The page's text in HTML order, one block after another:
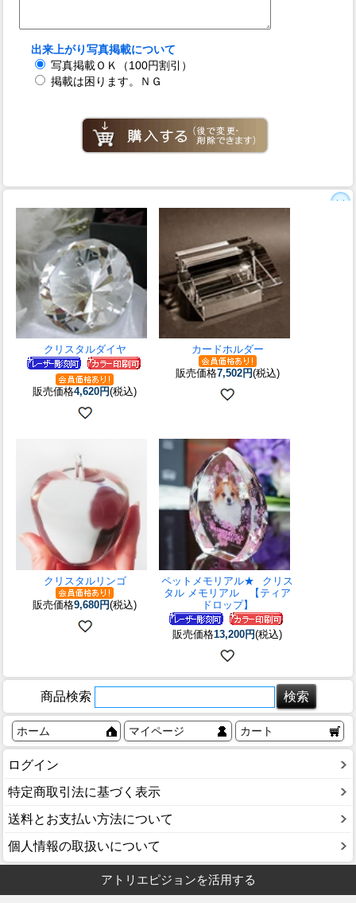
出来上がり写真掲載について
写真掲載ＯＫ（100円割引）
掲載は困ります。ＮＧ
クリスタルダイヤ
販売価格4,620円(税込)
カードホルダー
販売価格7,502円(税込)
クリスタルリンゴ
販売価格9,680円(税込)
ペットメモリアル★
クリス
タル メモリアル 【ティア
ドロップ】
販売価格13,200円(税込)
商品検索
ホーム マイページ カート
ログイン
特定商取引法に基づく表示
送料とお支払い方法について
個人情報の取扱いについて
アトリエピジョンを活用する